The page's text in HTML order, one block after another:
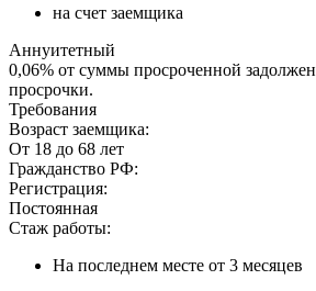
на счет заемщика
Аннуитетный
0,06% от суммы просроченной
просрочки.
Требования
Возраст заемщика:
От 18 до 68 лет
Гражданство РФ:
Регистрация:
Постоянная
Стаж работы:
На последнем месте от 3 месяцев